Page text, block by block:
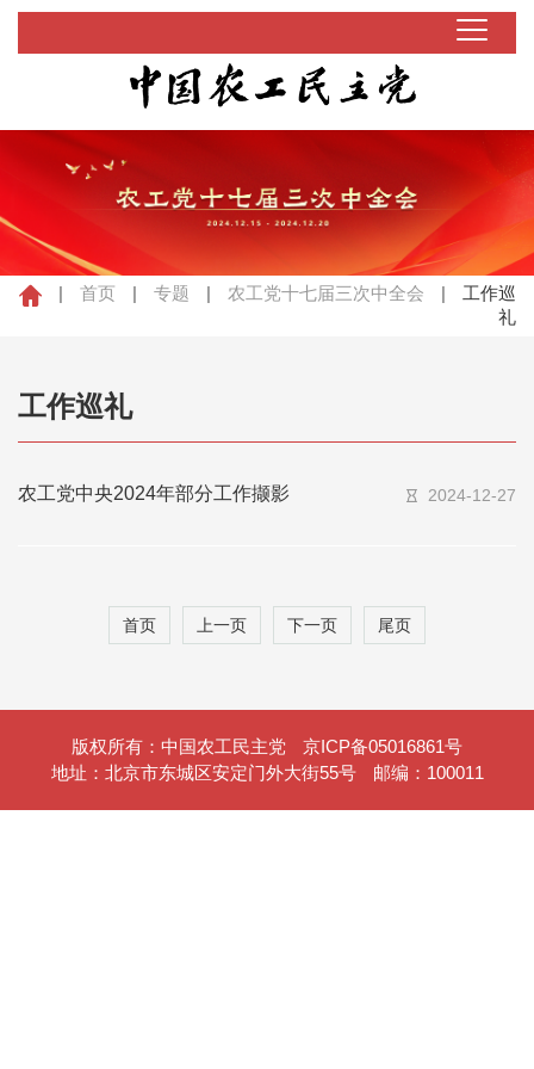
| 首页 | 专题 | 农工党十七届三次中全会 |
工作巡
礼
工作巡礼
2024-12-27
农工党中央2024年部分工作撷影
首页 上一页 下一页 尾页
版权所有：中国农工民主党
京ICP备05016861号
地址：北京市东城区安定门外大街55号
邮编：100011